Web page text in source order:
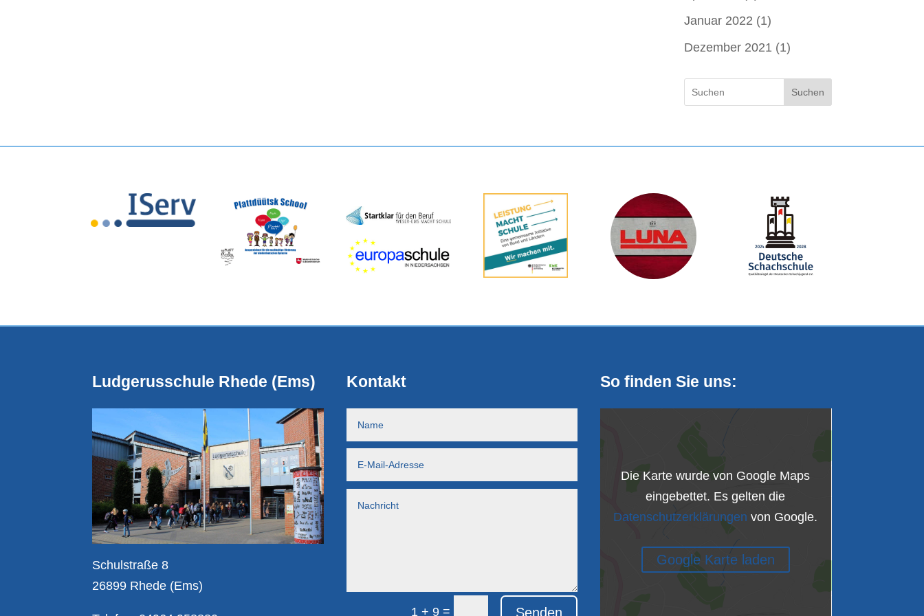
Januar 2022 (1)
Dezember 2021 (1)
Suchen
Ludgerusschule Rhede (Ems)
Schulstraße 8
26899 Rhede (Ems)
Kontakt
1 + 9 = Senden
So finden Sie uns:
Die Karte wurde von Google Maps
eingebettet. Es gelten die
Datenschutzerklärungen von Google.
Google Karte laden